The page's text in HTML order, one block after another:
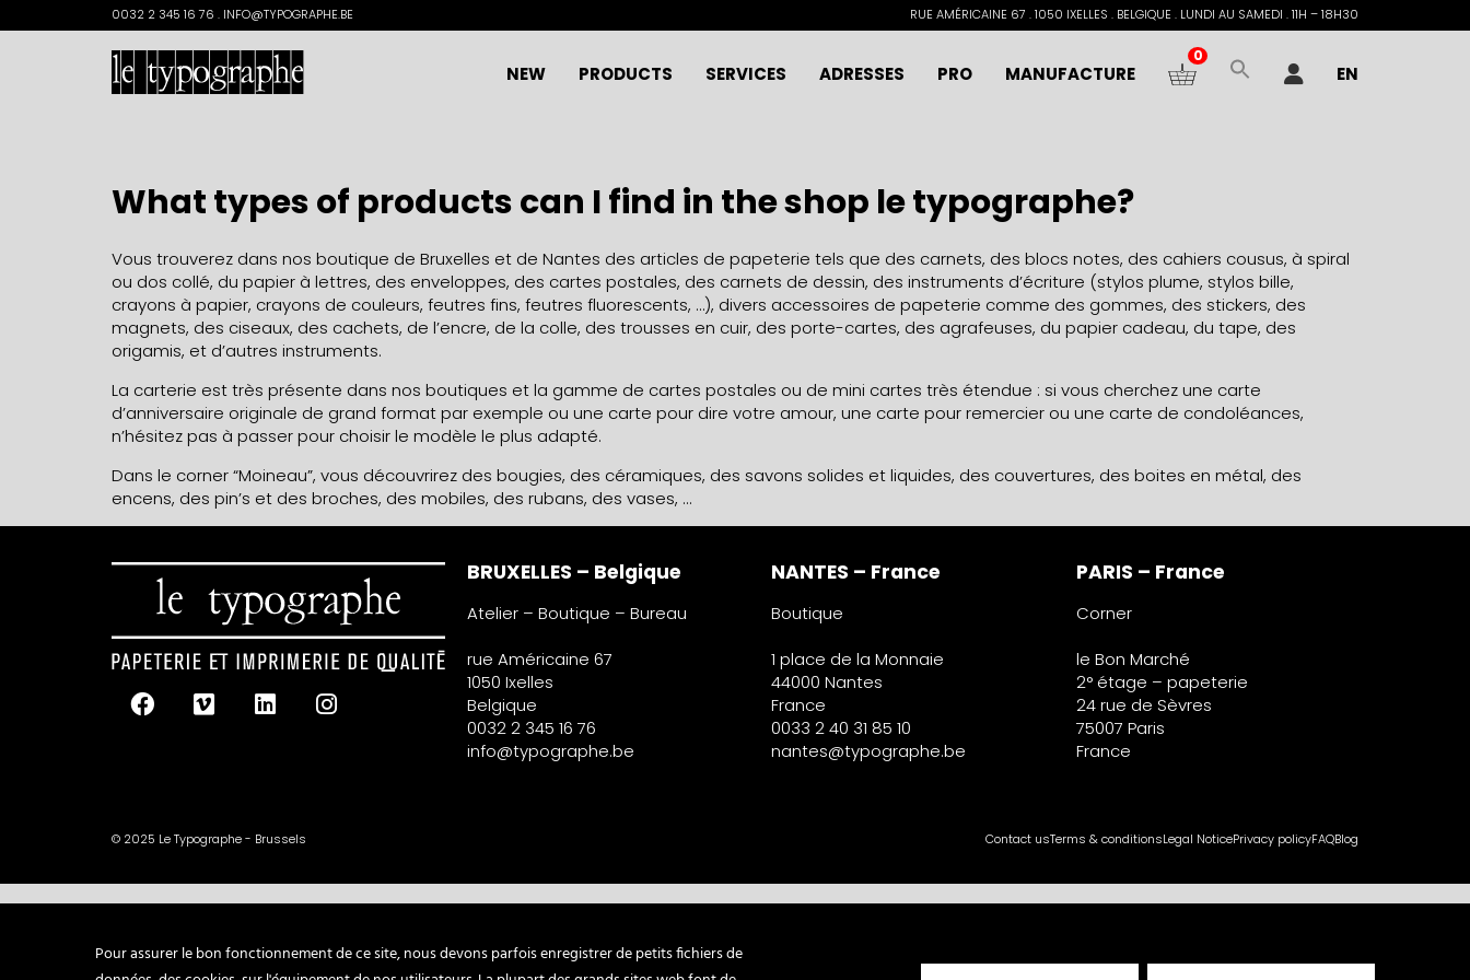
0032 2 345 16 76 . INFO@TYPOGRAPHE.BE RUE AMÉRICAINE 67 . 1050 IXELLES . BELGIQUE . LUNDI AU SAMEDI . 11H – 18H30
NEW PRODUCTS SERVICES ADRESSES PRO MANUFACTURE EN
0
What types of products can I find in the shop le typographe?
Vous trouverez dans nos boutique de Bruxelles et de Nantes des articles de papeterie tels que des carnets, des blocs notes, des cahiers cousus, à spiral
ou dos collé, du papier à lettres, des enveloppes, des cartes postales, des carnets de dessin, des instruments d’écriture (stylos plume, stylos bille,
crayons à papier, crayons de couleurs, feutres fins, feutres fluorescents, …), divers accessoires de papeterie comme des gommes, des stickers, des
magnets, des ciseaux, des cachets, de l’encre, de la colle, des trousses en cuir, des porte-cartes, des agrafeuses, du papier cadeau, du tape, des
origamis, et d’autres instruments.
La carterie est très présente dans nos boutiques et la gamme de cartes postales ou de mini cartes très étendue : si vous cherchez une carte
d’anniversaire originale de grand format par exemple ou une carte pour dire votre amour, une carte pour remercier ou une carte de condoléances,
n’hésitez pas à passer pour choisir le modèle le plus adapté.
Dans le corner “Moineau”, vous découvrirez des bougies, des céramiques, des savons solides et liquides, des couvertures, des boites en métal, des
encens, des pin’s et des broches, des mobiles, des rubans, des vases, …
BRUXELLES – Belgique
Atelier – Boutique – Bureau
rue Américaine 67
1050 Ixelles
Belgique
0032 2 345 16 76
info@typographe.be
NANTES – France
Boutique
1 place de la Monnaie
44000 Nantes
France
0033 2 40 31 85 10
nantes@typographe.be
PARIS – France
Corner
le Bon Marché
2° étage – papeterie
24 rue de Sèvres
75007 Paris
France
© 2025 Le Typographe - Brussels Contact usTerms & conditionsLegal NoticePrivacy policyFAQBlog
Pour assurer le bon fonctionnement de ce site, nous devons parfois enregistrer de petits fichiers de